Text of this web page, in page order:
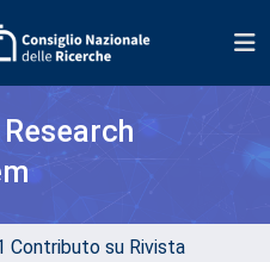
Contributo su Rivista